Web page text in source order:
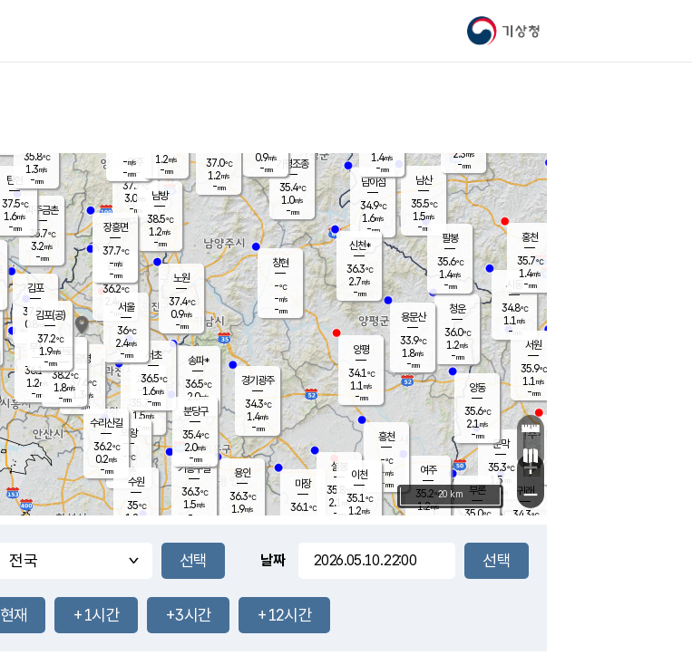
기상청
문막
35.3℃
1.5m/s
mm
남이섬
34.9℃
1.6m/s
-mm
양주
37.7℃
3.0
-mm
부론
35.0℃
과천
35.7℃
1.5m/s
- mm
남산
35.5℃
1.5m/s
-mm
-mm
청운
36.0℃
1.2m/s
-mm
팔봉
35.6℃
1.4m/s
-mm
-mm
용인
36.3℃
1.9m/s
여주
35.2℃
1.2m/s
양동
35.6℃
2.1m/s
-mm
경기광주
34.3℃
1.4m/s
-mm
장호원
1.4m/s
-mm
35.0
℃
파주금촌
35.7℃
3.2m/s
-mm
가평조종
35.4℃
1.0m/s
-mm
37.0℃
1.2m/s
-mm
신천*
36.3℃
2.7m/s
-mm
창현
-℃
-m/s
-mm
탄현
37.5℃
1.6m/s
-mm
0.9m/s
-mm
36.7℃
1.4m/s
-mm
흥천
-℃
-m/s
-mm
마장
36.1℃
의왕
- ℃
m/s
mm
김포
37.0℃
0.8 m/s
mm
설봉
35.8
2.1 m/s
- mm
광명
37.6 ℃
1.3 m/s
-mm
부천
36.1℃
1.2m/s
-mm
-mm
구로
38.2℃
1.8m/s
-mm
은평
36.2℃
2.4 m/s
- mm
노원
37.4℃
0.9m/s
-mm
송파*
36.5℃
2.0m/s
-mm
서초
36.5℃
1.6m/s
-mm
남방
38.5℃
1.2m/s
-mm
기흥구갈
36.3℃
1.5m/s
-
수리산길
36.2℃
0.2m/s
-mm
분당구
35.4℃
2.0m/s
-mm
장흥면
37.7℃
-m/s
-mm
-m/s
-mm
시동
34.8℃
1.1 m/s
- mm
귀래
34.3℃
서원
35.9℃
1.1 m/s
-mm
용문산
33.9℃
1.8m/s
-mm
김포(공)
37.2℃
1.9m/s
-mm
홍천
35.7℃
1.4m/s
-mm
이천
35.1℃
1.2m/s
양평
34.1℃
1.1 m/s
-mm
수원
35℃
1.2 m/s
서울
36℃
2.4m/s
-mm
2.3m/s
-mm
35.8℃
1.3m/s
-mm
1.2m/s
-mm
+
−
20 km
날짜
현재 +1시간 +3시간 +12시간